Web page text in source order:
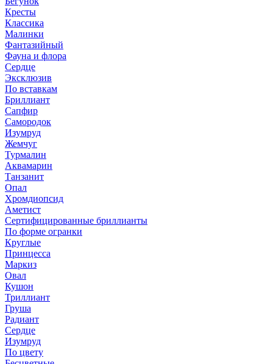
Кресты
Классика
Малинки
Фантазийный
Фауна и флора
Сердце
Эксклюзив
По вставкам
Бриллиант
Сапфир
Самородок
Изумруд
Жемчуг
Турмалин
Аквамарин
Танзанит
Опал
Хромдиопсид
Аметист
Сертифицированные бриллианты
По форме огранки
Круглые
Принцесса
Маркиз
Овал
Кушон
Триллиант
Груша
Радиант
Сердце
Изумруд
По цвету